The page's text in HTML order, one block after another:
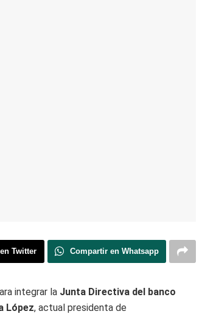
Twitter Compartir en Whatsapp
integrar la Junta Directiva del banco
López, actual presidenta de